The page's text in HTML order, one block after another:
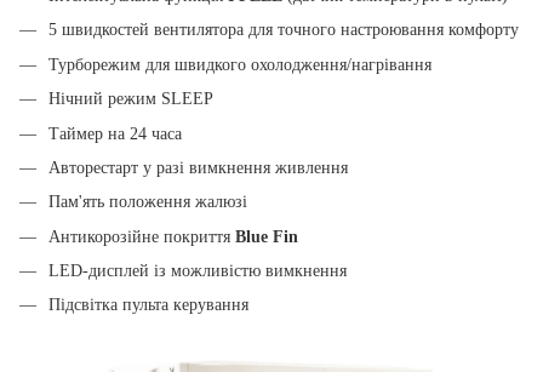
5 швидкостей вентилятора для точного настроювання комфорту
Турборежим для швидкого охолодження/нагрівання
Нічний режим SLEEP
Таймер на 24 часа
Авторестарт у разі вимкнення живлення
Пам'ять положення жалюзі
Антикорозійне покриття Blue Fin
LED-дисплей із можливістю вимкнення
Підсвітка пульта керування